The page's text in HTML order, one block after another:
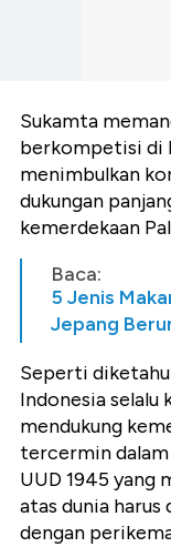
Sukamta
berkompetisi di
menimbulkan
dukungan
kemerdekaan
Baca:
5 Jenis
Jepang
Seperti
Indonesia selalu
mendukung
tercermin
UUD 1945 yang
atas dunia harus
dengan